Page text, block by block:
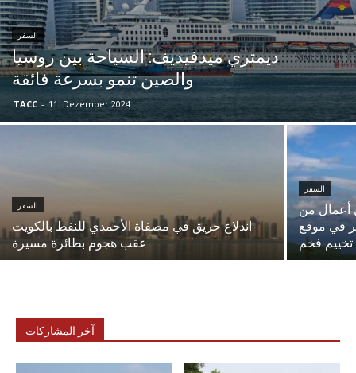
السفر
ديمتري ميدفيديف: السياحة بين روسيا
والصين تنمو بسرعة فائقة
TACC - 11. Dezember 2024
السفر
اندلاع حريق في مصفاة الأحمدي للنفط بالكويت
عقب هجوم بطائرة مسيرة
السفر
أعمال من
في موقع
تخييم فخم
آخر المشاركات